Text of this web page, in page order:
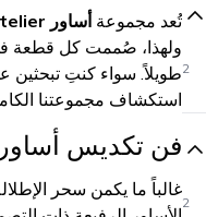
2
2
تُعد مجموعة أساور Byp Atelier نساء
ولهذا، صُممت كل قطعة في
طويلاً. سواء كنتِ
استكشاف مجموعتنا
فن تكديس أساور Byp Atelier للحصول على مظهر متكامل
غالباً ما يكمن سحر